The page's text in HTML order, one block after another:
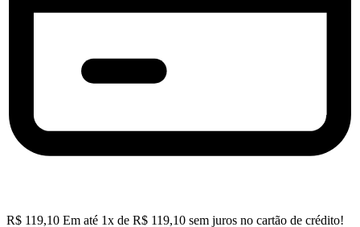
R$ 119,10 Em até 1x de R$ 119,10 sem juros no cartão de crédito!